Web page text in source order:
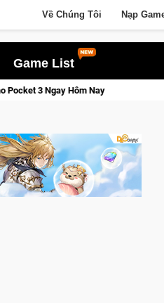
Về Chúng Tôi Nạp
Game List
Lineage W –